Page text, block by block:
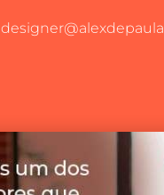
designer@alexdepaula